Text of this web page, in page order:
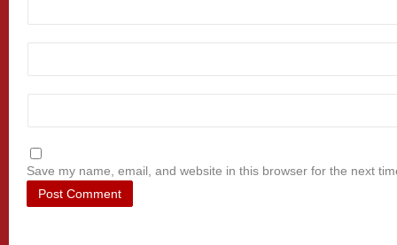
Save my name, email, and website in this browser for the next